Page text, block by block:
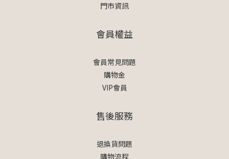
門市資訊
會員權益
會員常見問題
購物金
VIP會員
售後服務
退換貨問題
購物流程